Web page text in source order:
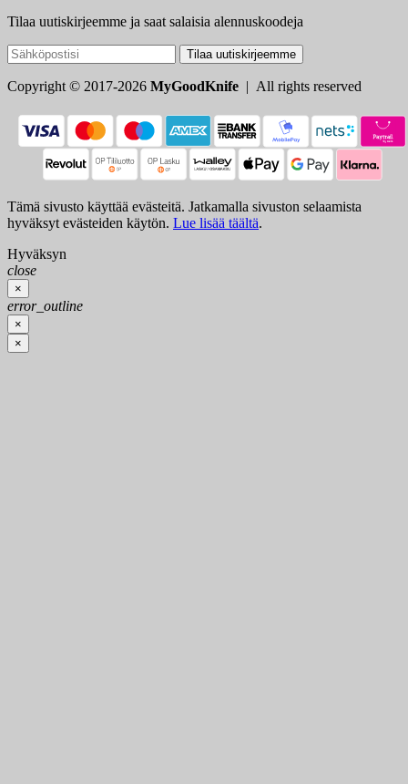
Tilaa uutiskirjeemme ja saat salaisia alennuskoodeja
Tilaa uutiskirjeemme
Copyright © 2017-2026 MyGoodKnife | All rights reserved
Tämä sivusto käyttää evästeitä. Jatkamalla sivuston selaamista
hyväksyt evästeiden käytön. Lue lisää täältä.
Hyväksyn
close
×
error_outline
×
×